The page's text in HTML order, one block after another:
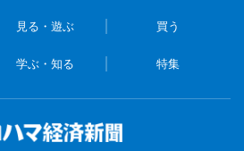
見る・遊ぶ 買う
学ぶ・知る 特集